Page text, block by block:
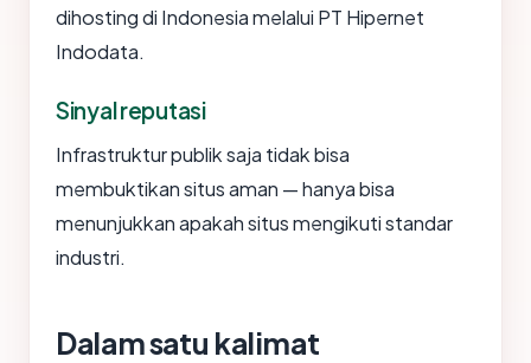
dihosting di Indonesia melalui PT Hipernet
Indodata.
Sinyal reputasi
Infrastruktur publik saja tidak bisa
membuktikan situs aman — hanya bisa
menunjukkan apakah situs mengikuti standar
industri.
Dalam satu kalimat